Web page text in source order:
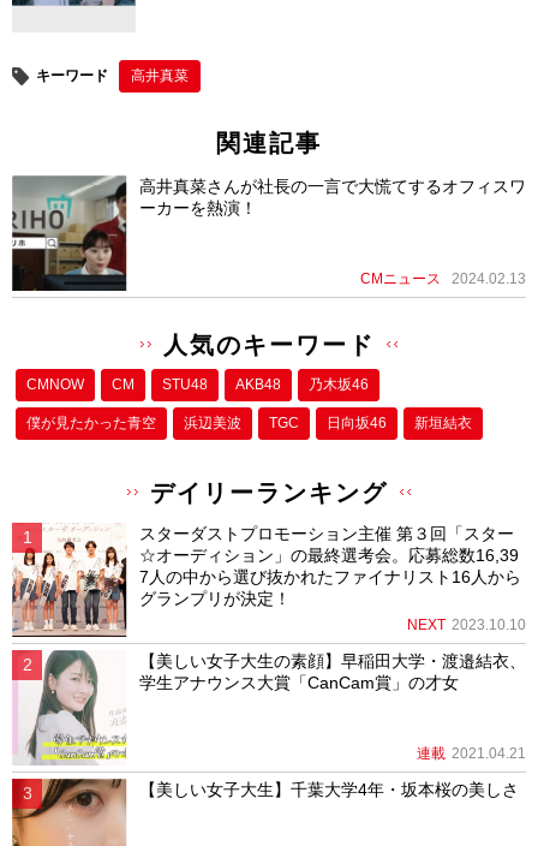
キーワード 高井真菜
関連記事
高井真菜さんが社長の一言で大慌てするオフィスワ
ーカーを熱演！
CMニュース 2024.02.13
人気のキーワード
CMNOW CM STU48 AKB48 乃木坂46
僕が⾒たかった⻘空 浜辺美波 TGC 日向坂46 新垣結衣
デイリーランキング
スターダストプロモーション主催 第３回「スター
☆オーディション」の最終選考会。応募総数16,39
7人の中から選び抜かれたファイナリスト16人から
グランプリが決定！
NEXT 2023.10.10
【美しい女子大生の素顔】早稲田大学・渡邉結衣、
学生アナウンス大賞「CanCam賞」の才女
連載 2021.04.21
【美しい女子大生】千葉大学4年・坂本桜の美しさ